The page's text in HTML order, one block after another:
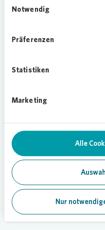
Notwendig
Präferenzen
Statistiken
Marketing
Alle
Nur